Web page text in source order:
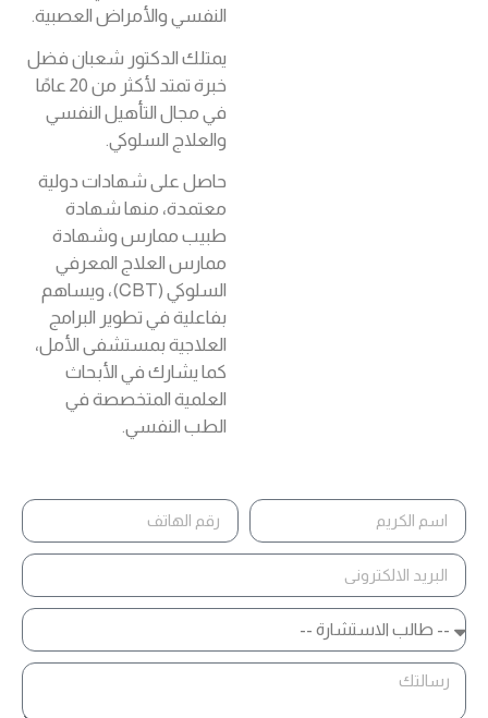
النفسي والأمراض العصبية.
يمتلك الدكتور شعبان فضل
خبرة تمتد لأكثر من 20 عامًا
في مجال التأهيل النفسي
والعلاج السلوكي.
حاصل على شهادات دولية
معتمدة، منها شهادة
طبيب ممارس وشهادة
ممارس العلاج المعرفي
السلوكي (CBT)، ويساهم
بفاعلية في تطوير البرامج
العلاجية بمستشفى الأمل،
كما يشارك في الأبحاث
العلمية المتخصصة في
الطب النفسي.